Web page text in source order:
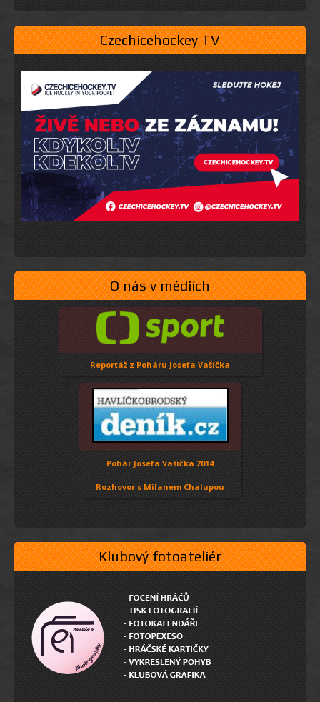
Czechicehockey TV
O nás v médiích
Reportáž z Poháru Josefa Vašíčka
Pohár Josefa Vašíčka 2014
Rozhovor s Milanem Chalupou
Klubový fotoateliér